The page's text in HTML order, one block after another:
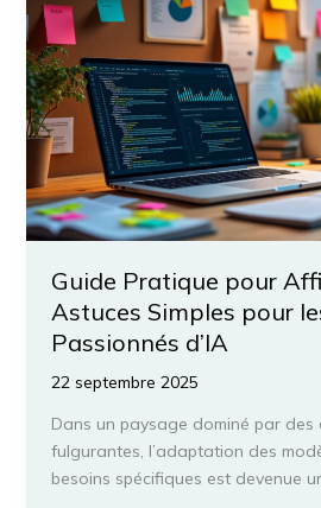
Attirer
les
Membres
de
la
Génération
Z
en
2023
Guide Pratique pour
Astuces Simples pour
Passionnés d’IA
22 septembre 2025
Dans un paysage dominé par des
fulgurantes, l’adaptation des
besoins spécifiques est devenue